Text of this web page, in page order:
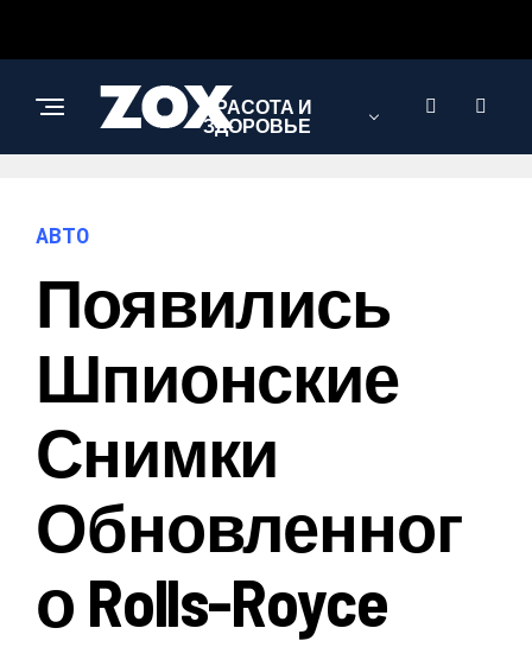
КРАСОТА И
ЗДОРОВЬЕ
АВТО
Появились
Шпионские
Снимки
Обновленног
О Rolls-Royce